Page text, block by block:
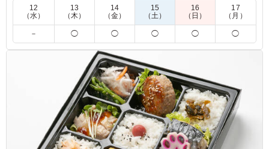
5.0
もう何回もリピートしてます。韓国風のお弁当でなぜに牛
すじ大根？と思いながら頼んでみたら、美味しくって。
こちらのお弁当をお願いするときには欠かせないメニュー
となっています。注文者の1番のお気に入りです。
ご利用シーン：イベント運営›イベントスタッフ
大阪府大阪市中央区本町橋2026/05/25
12
（水）
13
（木）
14
（金）
15
（土）
16
（日）
17
（月）
－ ◯ ◯ ◯ ◯ ◯